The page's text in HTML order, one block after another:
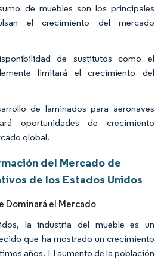
de muebles son los principales
el crecimiento del mercado
de sustitutos como el
limitará el crecimiento del
de laminados para aeronaves
oportunidades de crecimiento
global.
del Mercado de
de los Estados Unidos
Dominará el Mercado
la industria del mueble es un
que ha mostrado un crecimiento
años. El aumento de la población